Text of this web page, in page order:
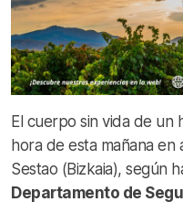
El cuerpo sin vida de un
hora de esta mañana en
Sestao (Bizkaia), según
Departamento de